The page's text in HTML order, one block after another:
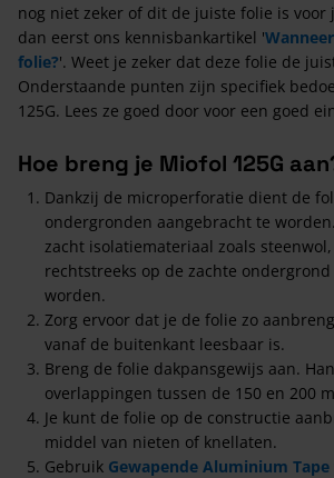
nog niet zeker of dit de juiste folie is voor
dan eerst ons kennisbankartikel '
folie?'. Weet je zeker dat deze folie de
Onderstaande punten zijn specifiek
125G. Lees ze goed door voor een goed
Hoe breng je Miofol 125G
Dankzij de microperforatie dient de
ondergronden aangebracht te
zacht isolatiemateriaal zoals
rechtstreeks op de zachte
worden.
Zorg ervoor dat je de folie zo
vanaf de buitenkant leesbaar is.
Breng de folie dakpansgewijs aan.
overlappingen tussen de 150 en 200
Je kunt de folie op de constructie
middel van nieten of knellaten.
Gebruik Gewapende Aluminium Tape